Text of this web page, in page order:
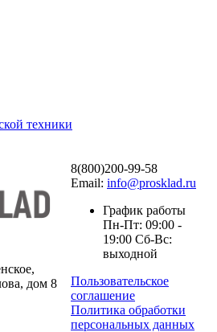
техники
дом 8
8(800)200-99-58
Email: info@prosklad.ru
График работы
Пн-Пт: 09:00 -
19:00 Сб-Вс:
выходной
Пользовательское
соглашение
Политика обработки
персональных данных